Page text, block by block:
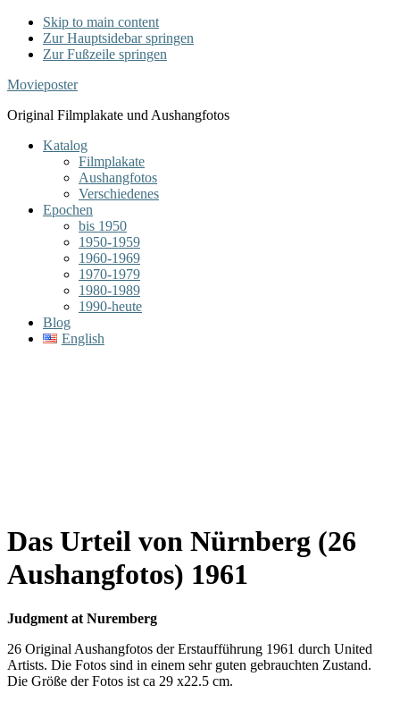
Skip to main content
Zur Hauptsidebar springen
Zur Fußzeile springen
Movieposter
Original Filmplakate und Aushangfotos
Katalog
Filmplakate
Aushangfotos
Verschiedenes
Epochen
bis 1950
1950-1959
1960-1969
1970-1979
1980-1989
1990-heute
Blog
English
Das Urteil von Nürnberg (26
Aushangfotos) 1961
Judgment at Nuremberg
26 Original Aushangfotos der Erstaufführung 1961 durch United
Artists. Die Fotos sind in einem sehr guten gebrauchten Zustand.
Die Größe der Fotos ist ca 29 x22.5 cm.